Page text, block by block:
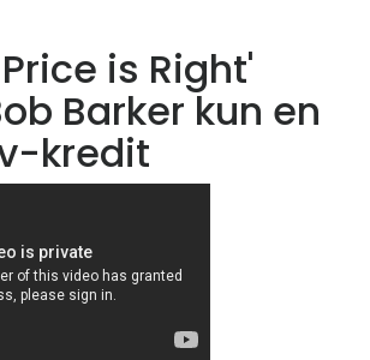
is Right'
Barker kun en
kredit